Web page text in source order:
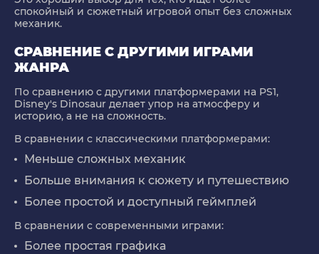
спокойный и сюжетный игровой опыт без сложных
механик.
СРАВНЕНИЕ С ДРУГИМИ ИГРАМИ
ЖАНРА
По сравнению с другими платформерами на PS1,
Disney's Dinosaur делает упор на атмосферу и
историю, а не на сложность.
В сравнении с классическими платформерами:
Меньше сложных механик
Больше внимания к сюжету и путешествию
Более простой и доступный геймплей
В сравнении с современными играми:
Более простая графика